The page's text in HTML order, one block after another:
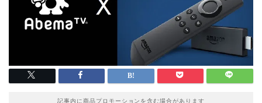
記事内に商品プロモーションを含む場合があります